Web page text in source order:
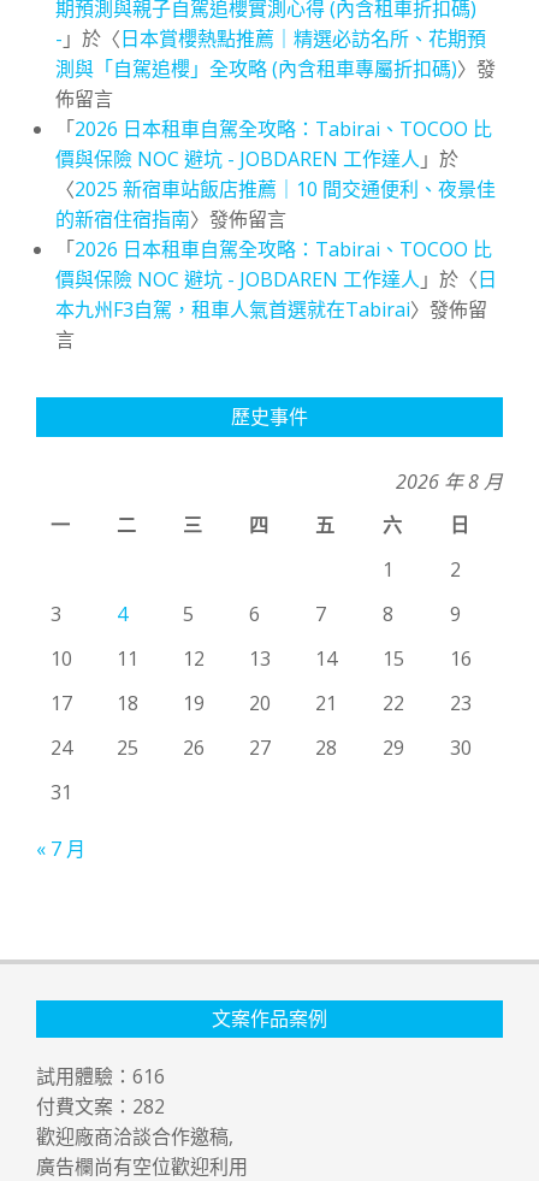
期預測與親子自駕追櫻實測心得 (內含租車折扣碼)
- 」於〈日本賞櫻熱點推薦｜精選必訪名所、花期預
測與「自駕追櫻」全攻略 (內含租車專屬折扣碼)〉發
佈留言
「2026 日本租車自駕全攻略：Tabirai、TOCOO 比
價與保險 NOC 避坑 - JOBDAREN 工作達人 」於
〈2025 新宿車站飯店推薦｜10 間交通便利、夜景佳
的新宿住宿指南〉發佈留言
「2026 日本租車自駕全攻略：Tabirai、TOCOO 比
價與保險 NOC 避坑 - JOBDAREN 工作達人 」於〈日
本九州F3自駕，租車人氣首選就在Tabirai〉發佈留
言
歷史事件
2026 年 8 月
一
二 三 四 五 六
日
1
2
3
4 5 6 7 8
9
10
11 12 13 14 15
16
17
18 19 20 21 22
23
24
25 26 27 28 29
30
31
« 7 月
文案作品案例
試用體驗： 616
付費文案： 282
歡迎廠商洽談合作邀稿,
廣告欄尚有空位歡迎利用